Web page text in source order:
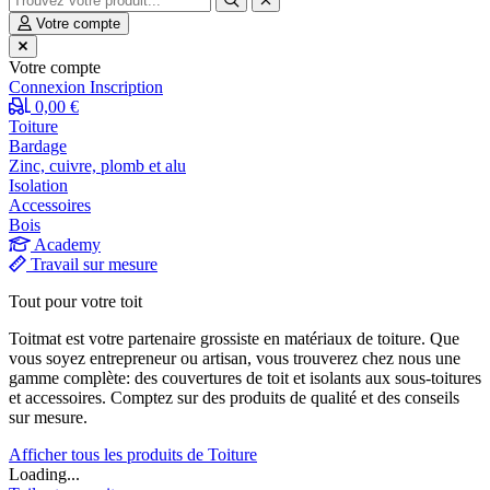
Votre compte
Votre compte
Connexion Inscription
0,00 €
Toiture
Bardage
Zinc, cuivre, plomb et alu
Isolation
Accessoires
Bois
Academy
Travail sur mesure
Tout pour votre toit
Toitmat est votre partenaire grossiste en matériaux de toiture. Que
vous soyez entrepreneur ou artisan, vous trouverez chez nous une
gamme complète: des couvertures de toit et isolants aux sous-toitures
et accessoires. Comptez sur des produits de qualité et des conseils
sur mesure.
Afficher tous les produits de Toiture
Loading...